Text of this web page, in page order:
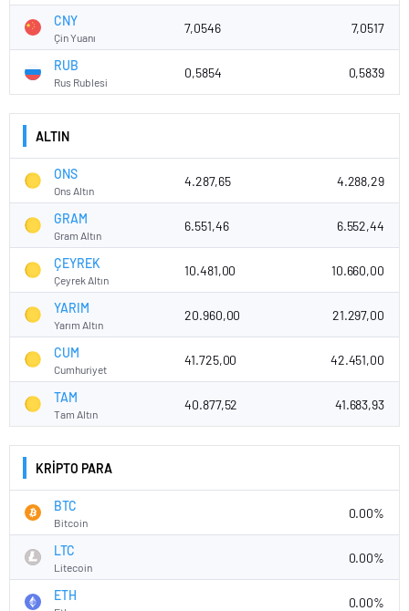
CNY
Çin Yuanı
7,0546 7,0517
RUB
Rus Rublesi
0,5854 0,5839
ALTIN
ONS
Ons Altın
4.287,65 4.288,29
GRAM
Gram Altın
6.551,46 6.552,44
ÇEYREK
Çeyrek Altın
10.481,00 10.660,00
YARIM
Yarım Altın
20.960,00 21.297,00
CUM
Cumhuriyet
41.725,00 42.451,00
TAM
Tam Altın
40.877,52 41.683,93
KRİPTO PARA
BTC
Bitcoin
0.00%
LTC
Litecoin
0.00%
ETH 0.00%